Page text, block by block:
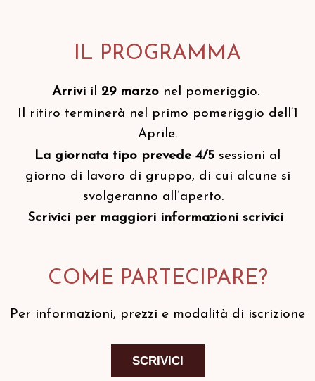
IL PROGRAMMA
Arrivi il 29 marzonel pomeriggio.
Il ritiro terminerà nel primo pomeriggio dell’1
Aprile.
La giornata tipo prevede 4/5 sessioni al
giorno di lavoro di gruppo, di cui alcune si
svolgeranno all’aperto.
Scrivici per maggiori informazioni scrivici
COME PARTECIPARE?
Per informazioni, prezzi e modalità di iscrizione
SCRIVICI